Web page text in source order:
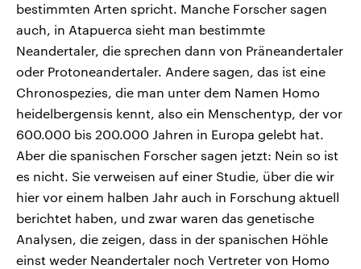
bestimmten Arten spricht. Manche Forscher sagen
auch, in Atapuerca sieht man bestimmte
Neandertaler, die sprechen dann von Präneandertaler
oder Protoneandertaler. Andere sagen, das ist eine
Chronospezies, die man unter dem Namen Homo
heidelbergensis kennt, also ein Menschentyp, der vor
600.000 bis 200.000 Jahren in Europa gelebt hat.
Aber die spanischen Forscher sagen jetzt: Nein so ist
es nicht. Sie verweisen auf einer Studie, über die wir
hier vor einem halben Jahr auch in Forschung aktuell
berichtet haben, und zwar waren das genetische
Analysen, die zeigen, dass in der spanischen Höhle
einst weder Neandertaler noch Vertreter von Homo